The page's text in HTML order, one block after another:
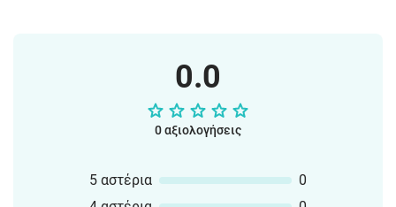
0.0
0 αξιολογήσεις
5 αστέρια
0